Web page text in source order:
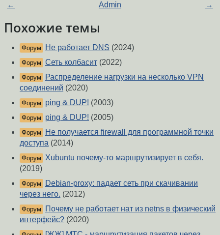
← Admin →
Похожие темы
Форум Не работает DNS (2024)
Форум Сеть колбасит (2022)
Форум
Распределение нагрузки на несколько VPN
соединений (2020)
Форум ping & DUP! (2003)
Форум ping & DUP! (2005)
Форум
Не получается firewall для программной точки
доступа (2014)
Форум
Xubuntu почему-то маршрутизирует в себя.
(2019)
Форум
Debian-proxy: падает сеть при скачивании
через него. (2012)
Форум
Почему не работает нат из netns в физический
интерфейс? (2020)